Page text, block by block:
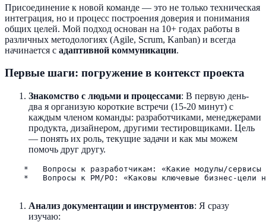
Присоединение к новой команде — это не только техническая
интеграция, но и процесс построения доверия и понимания
общих целей. Мой подход основан на 10+ годах работы в
различных методологиях (Agile, Scrum, Kanban) и всегда
начинается с адаптивной коммуникации.
Первые шаги: погружение в контекст проекта
Знакомство с людьми и процессами: В первую день-
два я организую короткие встречи (15-20 минут) с
каждым членом команды: разработчиками, менеджерами
продукта, дизайнером, другими тестировщиками. Цель
— понять их роль, текущие задачи и как мы можем
помочь друг другу.
*   Вопросы к разработчикам: «Какие модулы/
*   Вопросы к PM/PO: «Каковы ключевые бизнес-цели
Анализ документации и инструментов: Я сразу
изучаю: